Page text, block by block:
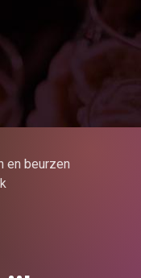
en beurzen